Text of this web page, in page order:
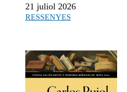
21 juliol 2026
RESSENYES